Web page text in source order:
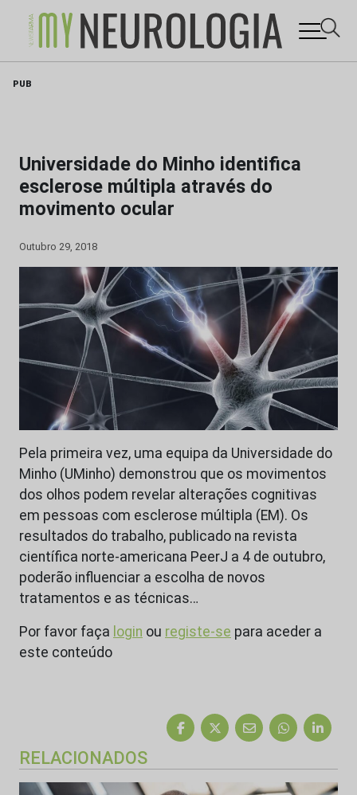
PUB
Universidade do Minho identifica
esclerose múltipla através do
movimento ocular
Outubro 29, 2018
Pela primeira vez, uma equipa da Universidade do
Minho (UMinho) demonstrou que os movimentos
dos olhos podem revelar alterações cognitivas
em pessoas com esclerose múltipla (EM). Os
resultados do trabalho, publicado na revista
científica norte-americana PeerJ a 4 de outubro,
poderão influenciar a escolha de novos
tratamentos e as técnicas…
Por favor faça login ou registe-se para aceder a
este conteúdo
RELACIONADOS